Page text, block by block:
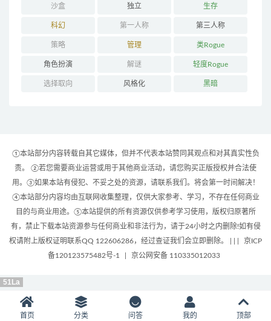
沙盒 独立 生存
科幻 第一人称 第三人称
策略 管理 类Rogue
角色扮演 解谜 轻度Rogue
选择取向 风格化 黑暗
①本站部分内容转载自其它媒体，但并不代表本站赞同其观点和对其真实性负
责。 ②若您需要商业运营或用于其他商业活动，请您购买正版授权并合法使
用。③如果本站有侵犯、不妥之处的资源，请联系我们。将会第一时间解决！
④本站部分内容均由互联网收集整理，仅供大家参考、学习，不存在任何商业
目的与商业用途。⑤本站提供的所有资源仅供参考学习使用，版权归原著所
有，禁止下载本站资源参与任何商业和非法行为，请于24小时之内删除!如有侵
权请附上版权证明联系QQ 122606286，经过查证我们会立即删除。 | |
京ICP
备120123575482号-1
京公网安备 110335012033
首页 分类 问答 我的 顶部
51La